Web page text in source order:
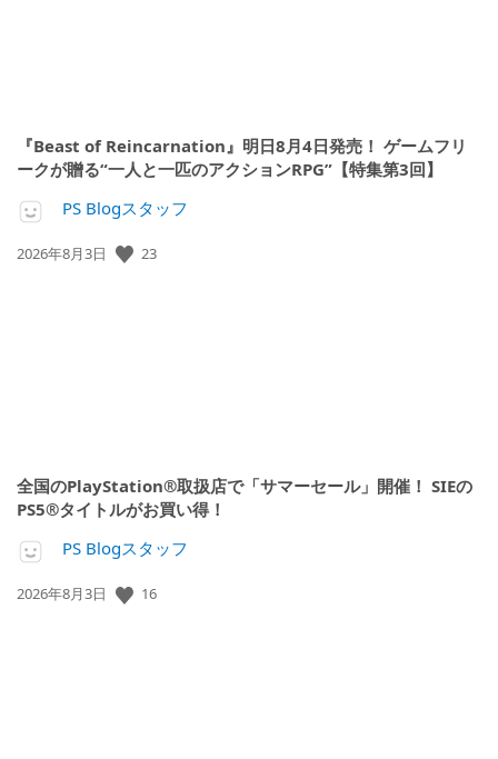
『Beast of Reincarnation』明日8月4日発売！ ゲームフリ
ークが贈る“一人と一匹のアクションRPG”【特集第3回】
PS Blogスタッフ
公
2026年8月3日 23
全国のPlayStation®取扱店で「サマーセール」開催！ SIEの
PS5®タイトルがお買い得！
PS Blogスタッフ
公
2026年8月3日 16